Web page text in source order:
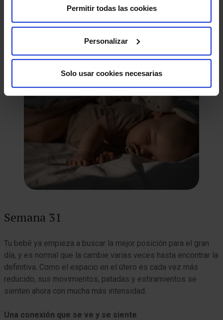
Permitir todas las cookies
Personalizar
Solo usar cookies necesarias
talones) y pesa alrededor de 1,3 kg.
consulta, tu ginecólogo te informará del crecimiento
personalizado de tu bebé.
Semana 31
Tu bebé ya empieza a buscar la mejor posición para el gran
día, y es normal que la cambie varias veces hasta encontrar la
definitiva. Como el espacio en el útero es cada vez más
reducido, sus movimientos, patadas y estiramientos se
sienten ahora con mucha más intensidad.
Una conexión que se ve y se siente